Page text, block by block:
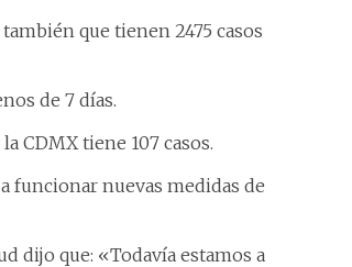
que tienen 2475 casos
de 7 días.
CDMX tiene 107 casos.
funcionar nuevas medidas de
dijo que: «Todavía estamos a